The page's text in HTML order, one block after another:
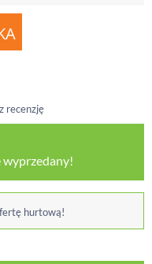
recenzję
hurtową!